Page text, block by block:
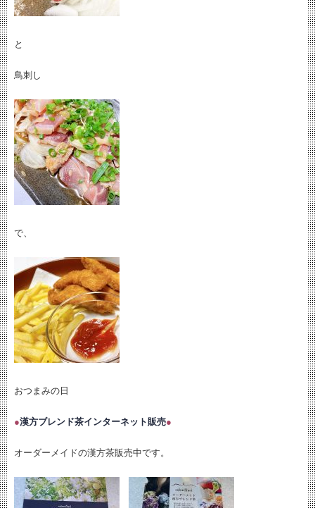
と
鳥刺し
で、
おつまみの日
●漢方ブレンド茶インターネット販売●
オーダーメイドの漢方茶販売中です。